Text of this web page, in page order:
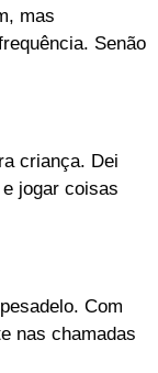
mas
Senão
criança. Dei
jogar coisas
Com
nas chamadas